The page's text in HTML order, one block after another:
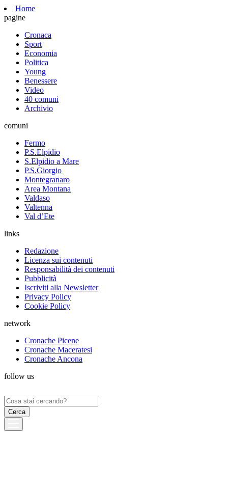
Home
pagine
Cronaca
Sport
Economia
Politica
Young
Benessere
Video
40 comuni
Archivio
comuni
Fermo
P.S.Elpidio
S.Elpidio a Mare
P.S.Giorgio
Montegranaro
Area Montana
Valdaso
Valtenna
Val d’Ete
links
Redazione
Licenza sui contenuti
Responsabilità dei contenuti
Pubblicità
Iscriviti alla Newsletter
Privacy Policy
Cookie Policy
network
Cronache Picene
Cronache Maceratesi
Cronache Ancona
follow us
Ricerca
per: